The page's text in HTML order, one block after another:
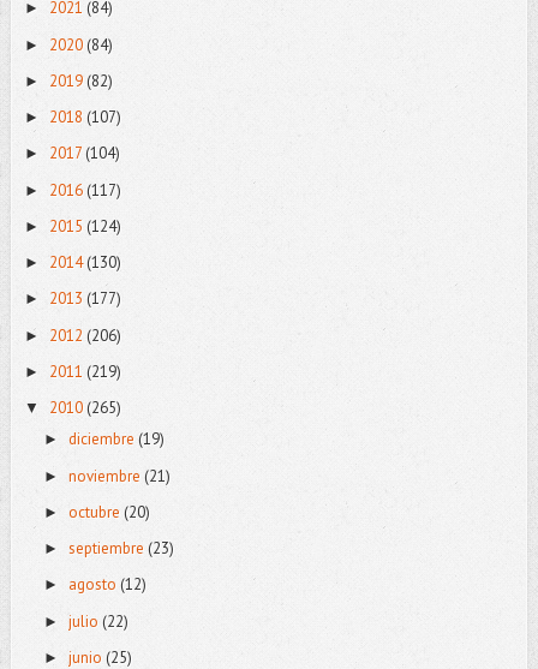
► 2021 (84)
► 2020 (84)
► 2019 (82)
► 2018 (107)
► 2017 (104)
► 2016 (117)
► 2015 (124)
► 2014(130)
► 2013 (177)
► 2012 (206)
► 2011 (219)
▼ 2010 (265)
► diciembre (19)
► noviembre (21)
► octubre (20)
► septiembre (23)
► agosto (12)
► julio (22)
► junio (25)